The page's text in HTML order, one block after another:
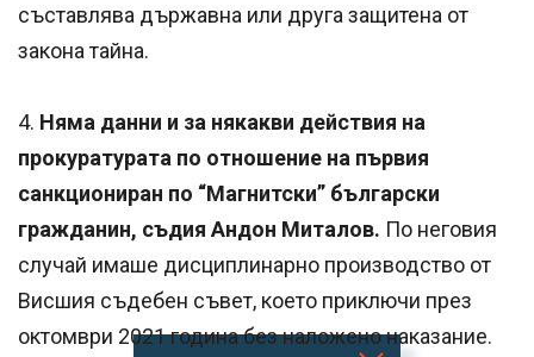
съставлява държавна или друга защитена от
закона тайна.
4. Няма данни и за някакви действия на
прокуратурата по отношение на първия
санкциониран по “Магнитски” български
гражданин, съдия Андон Миталов. По неговия
случай имаше дисциплинарно производство от
Висшия съдебен съвет, което приключи през
октомври 2021 година без наложено наказание.